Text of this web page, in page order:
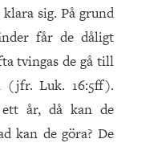
sig. På grund
får de dåligt
tvingas de gå till
(jfr. Luk. 16:5ff).
år, då kan de
kan de göra? De